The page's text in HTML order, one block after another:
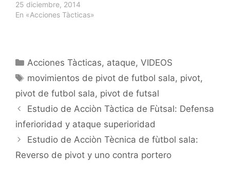
Analizamos un ataque
directo con pivot y el
vallegallego@gmail.com
25 diciembre, 2014
En «Acciones Tàcticas»
Categorías
Acciones Tàcticas, ataque,VIDEOS
Etiquetas
movimientos de pivot de futbol sala, pivot,
pivot de futbol sala, pivot de futsal
Navegación
de
Estudio de Acciòn Tàctica de Fùtsal: Defensa
inferioridad y ataque superioridad
Estudio de Acciòn Tècnica de fùtbol sala:
Reverso de pivot y uno contra portero